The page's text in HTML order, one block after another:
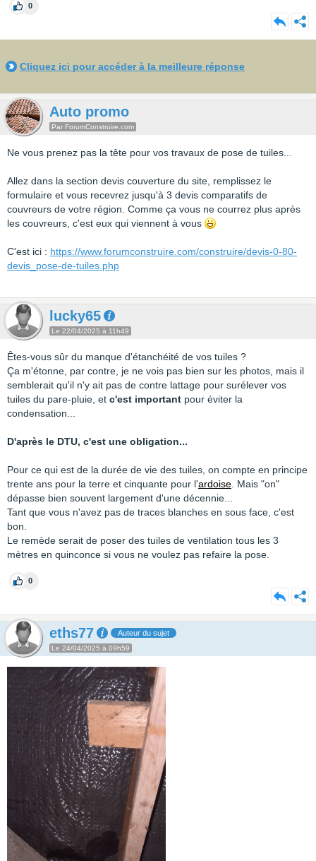
0
Cliquez ici pour accéder à la meilleure réponse
Auto promo
Par ForumConstruire.com
Ne vous prenez pas la tête pour vos travaux de pose de tuiles...
Allez dans la section devis couverture du site, remplissez le
formulaire et vous recevrez jusqu'à 3 devis comparatifs de
couvreurs de votre région. Comme ça vous ne courrez plus après
les couvreurs, c'est eux qui viennent à vous
C'est ici : https://www.forumconstruire.com/construire/devis-0-80-
devis_pose-de-tuiles.php
lucky65
Le 22/04/2025 à 11h49
Êtes-vous sûr du manque d'étanchéité de vos tuiles ?
Ça m'étonne, par contre, je ne vois pas bien sur les photos, mais il
semblerait qu'il n'y ait pas de contre lattage pour surélever vos
tuiles du pare-pluie, et c'est important pour éviter la
condensation...
D'après le DTU, c'est une obligation...
Pour ce qui est de la durée de vie des tuiles, on compte en principe
trente ans pour la terre et cinquante pour l'ardoise . Mais "on"
dépasse bien souvent largement d'une décennie...
Tant que vous n'avez pas de traces blanches en sous face, c'est
bon.
Le remède serait de poser des tuiles de ventilation tous les 3
mètres en quinconce si vous ne voulez pas refaire la pose.
0
eths77 Auteur du sujet
Le 24/04/2025 à 09h59